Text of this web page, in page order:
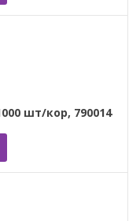
шт/кор, 790014